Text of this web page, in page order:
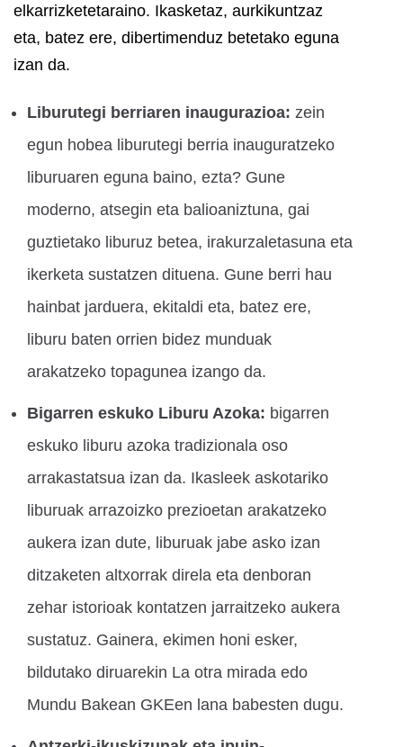
elkarrizketetaraino. Ikasketaz, aurkikuntzaz
eta, batez ere, dibertimenduz betetako eguna
izan da.
Liburutegi berriaren inaugurazioa: zein
egun hobea liburutegi berria inauguratzeko
liburuaren eguna baino, ezta? Gune
moderno, atsegin eta balioaniztuna, gai
guztietako liburuz betea, irakurzaletasuna eta
ikerketa sustatzen dituena. Gune berri hau
hainbat jarduera, ekitaldi eta, batez ere,
liburu baten orrien bidez munduak
arakatzeko topagunea izango da.
Bigarren eskuko Liburu Azoka: bigarren
eskuko liburu azoka tradizionala oso
arrakastatsua izan da. Ikasleek askotariko
liburuak arrazoizko prezioetan arakatzeko
aukera izan dute, liburuak jabe asko izan
ditzaketen altxorrak direla eta denboran
zehar istorioak kontatzen jarraitzeko aukera
sustatuz. Gainera, ekimen honi esker,
bildutako diruarekin La otra mirada edo
Mundu Bakean GKEen lana babesten dugu.